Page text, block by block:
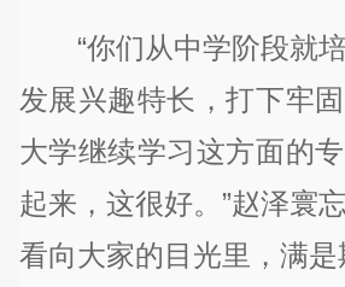
“你们从中学阶段就培
发展兴趣特长，打下牢
大学继续学习这方面的
起来，这很好。”赵泽寰
看向大家的目光里，满是